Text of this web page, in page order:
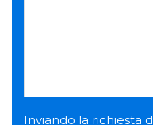
Inviando la richiesta